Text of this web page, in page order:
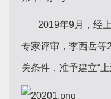
2019年9月，经上
专家评审，李西岳等
关条件，准予建立“